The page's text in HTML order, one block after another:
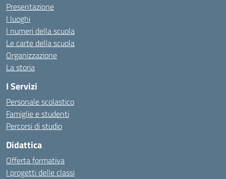
Presentazione
I luoghi
I numeri della scuola
Le carte della scuola
Organizzazione
La storia
I Servizi
Personale scolastico
Famiglie e studenti
Percorsi di studio
Didattica
Offerta formativa
I progetti delle classi